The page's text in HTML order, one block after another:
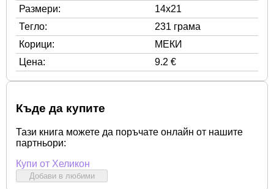
Размери:
14x21
Тегло:
231 грама
Корици:
МЕКИ
Цена:
9.2 €
Къде да купите
Тази книга можете да поръчате онлайн от нашите
партньори:
Купи от Хеликон
Добави в любими